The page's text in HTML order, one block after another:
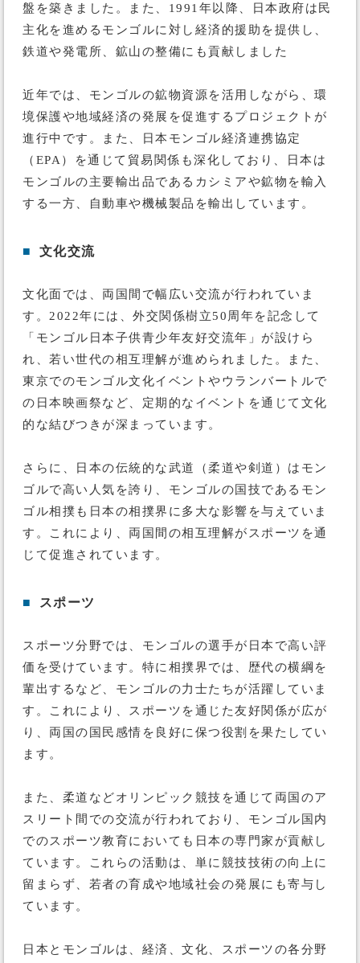
盤を築きました。また、1991年以降、日本政府は民
主化を進めるモンゴルに対し経済的援助を提供し、
鉄道や発電所、鉱山の整備にも貢献しました​
近年では、モンゴルの鉱物資源を活用しながら、環
境保護や地域経済の発展を促進するプロジェクトが
進行中です。また、日本モンゴル経済連携協定
（EPA）を通じて貿易関係も深化しており、日本は
モンゴルの主要輸出品であるカシミアや鉱物を輸入
する一方、自動車や機械製品を輸出しています。
■ 文化交流
文化面では、両国間で幅広い交流が行われていま
す。2022年には、外交関係樹立50周年を記念して
「モンゴル日本子供青少年友好交流年」が設けら
れ、若い世代の相互理解が進められました。また、
東京でのモンゴル文化イベントやウランバートルで
の日本映画祭など、定期的なイベントを通じて文化
的な結びつきが深まっています​。
さらに、日本の伝統的な武道（柔道や剣道）はモン
ゴルで高い人気を誇り、モンゴルの国技であるモン
ゴル相撲も日本の相撲界に多大な影響を与えていま
す。これにより、両国間の相互理解がスポーツを通
じて促進されています。
■ スポーツ
スポーツ分野では、モンゴルの選手が日本で高い評
価を受けています。特に相撲界では、歴代の横綱を
輩出するなど、モンゴルの力士たちが活躍していま
す。これにより、スポーツを通じた友好関係が広が
り、両国の国民感情を良好に保つ役割を果たしてい
ます​。
また、柔道などオリンピック競技を通じて両国のア
スリート間での交流が行われており、モンゴル国内
でのスポーツ教育においても日本の専門家が貢献し
ています。これらの活動は、単に競技技術の向上に
留まらず、若者の育成や地域社会の発展にも寄与し
ています。
日本とモンゴルは、経済、文化、スポーツの各分野